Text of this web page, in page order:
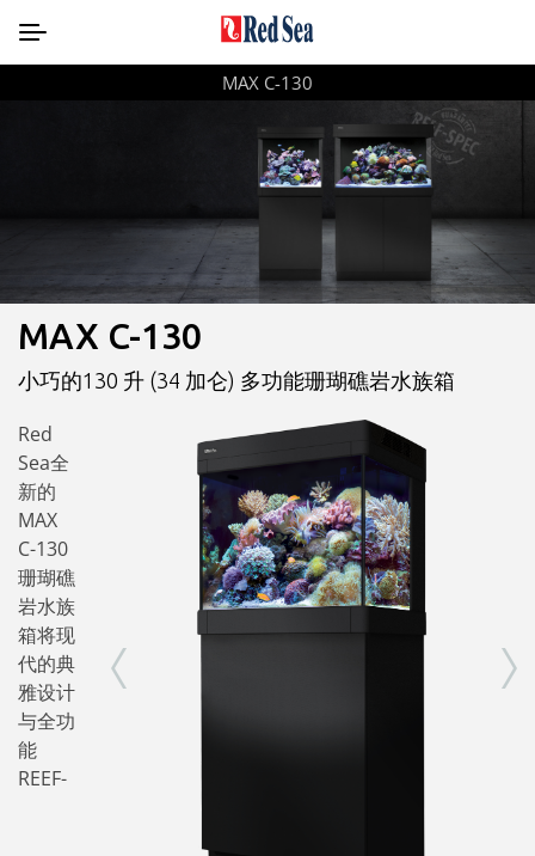
MAX C-130
MAX C-130
小巧的130 升 (34 加仑) 多功能珊瑚礁岩水族箱
Red
Sea全
新的
MAX
C-130
珊瑚礁
岩水族
箱将现
代的典
雅设计
与全功
能
REEF-